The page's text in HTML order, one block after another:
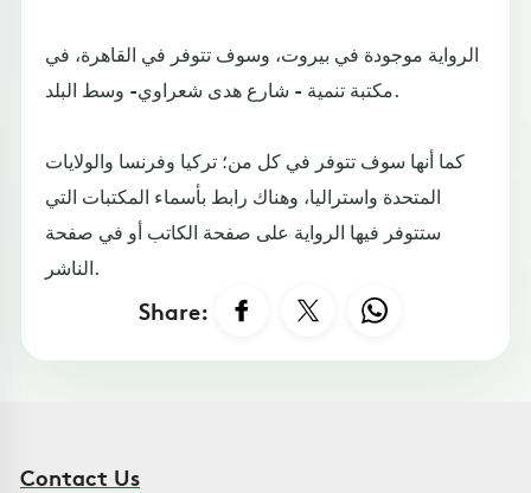
الرواية موجودة في بيروت، وسوف تتوفر في القاهرة، في
مكتبة تنمية - شارع هدى شعراوي- وسط البلد.
كما أنها سوف تتوفر في كل من؛ تركيا وفرنسا والولايات
المتحدة واستراليا، وهناك رابط بأسماء المكتبات التي
ستتوفر فيها الرواية على صفحة الكاتب أو في صفحة
الناشر.
Share:
Contact Us